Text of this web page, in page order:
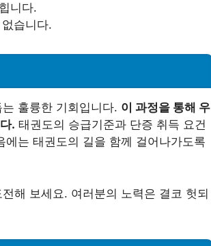
니다.
습니다.
훌륭한 기회입니다. 이 과정을 통해 우
. 태권도의 승급기준과 단증 취득 요건
는 태권도의 길을 함께 걸어나가도록
해 보세요. 여러분의 노력은 결코 헛되